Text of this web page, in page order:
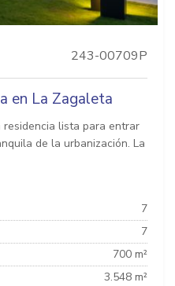
243-00709P
en La Zagaleta
lista para entrar
de la urbanización. La
7
7
700 m²
3.548 m²